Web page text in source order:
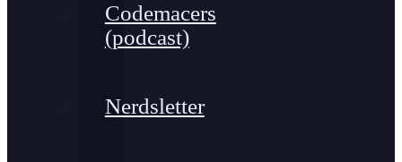
Codemacers
(podcast)
Nerdsletter